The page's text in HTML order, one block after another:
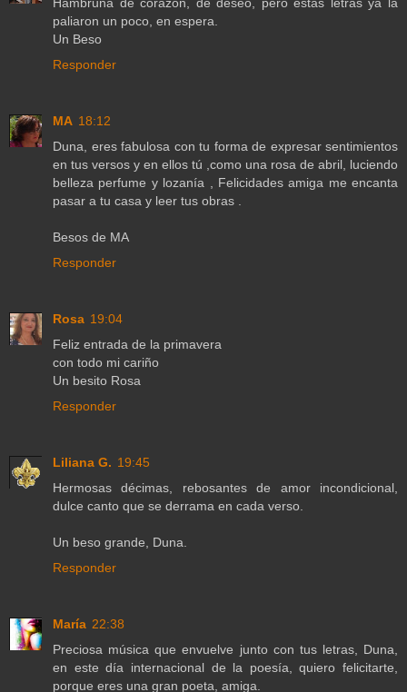
Hambruna de corazón, de deseo, pero estas letras ya la
paliaron un poco, en espera.
Un Beso
Responder
MA 18:12
Duna, eres fabulosa con tu forma de expresar sentimientos
en tus versos y en ellos tú ,como una rosa de abril, luciendo
belleza perfume y lozanía , Felicidades amiga me encanta
pasar a tu casa y leer tus obras .
Besos de MA
Responder
Rosa 19:04
Feliz entrada de la primavera
con todo mi cariño
Un besito Rosa
Responder
Liliana G. 19:45
Hermosas décimas, rebosantes de amor incondicional,
dulce canto que se derrama en cada verso.
Un beso grande, Duna.
Responder
María 22:38
Preciosa música que envuelve junto con tus letras, Duna,
en este día internacional de la poesía, quiero felicitarte,
porque eres una gran poeta, amiga.